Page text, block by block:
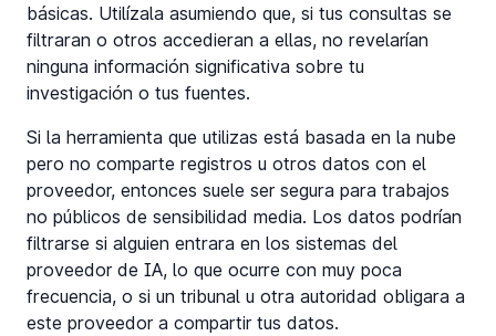
básicas. Utilízala asumiendo que, si tus consultas se
filtraran o otros accedieran a ellas, no revelarían
ninguna información significativa sobre tu
investigación o tus fuentes.
Si la herramienta que utilizas está basada en la nube
pero no comparte registros u otros datos con el
proveedor, entonces suele ser segura para trabajos
no públicos de sensibilidad media. Los datos podrían
filtrarse si alguien entrara en los sistemas del
proveedor de IA, lo que ocurre con muy poca
frecuencia, o si un tribunal u otra autoridad obligara a
este proveedor a compartir tus datos.